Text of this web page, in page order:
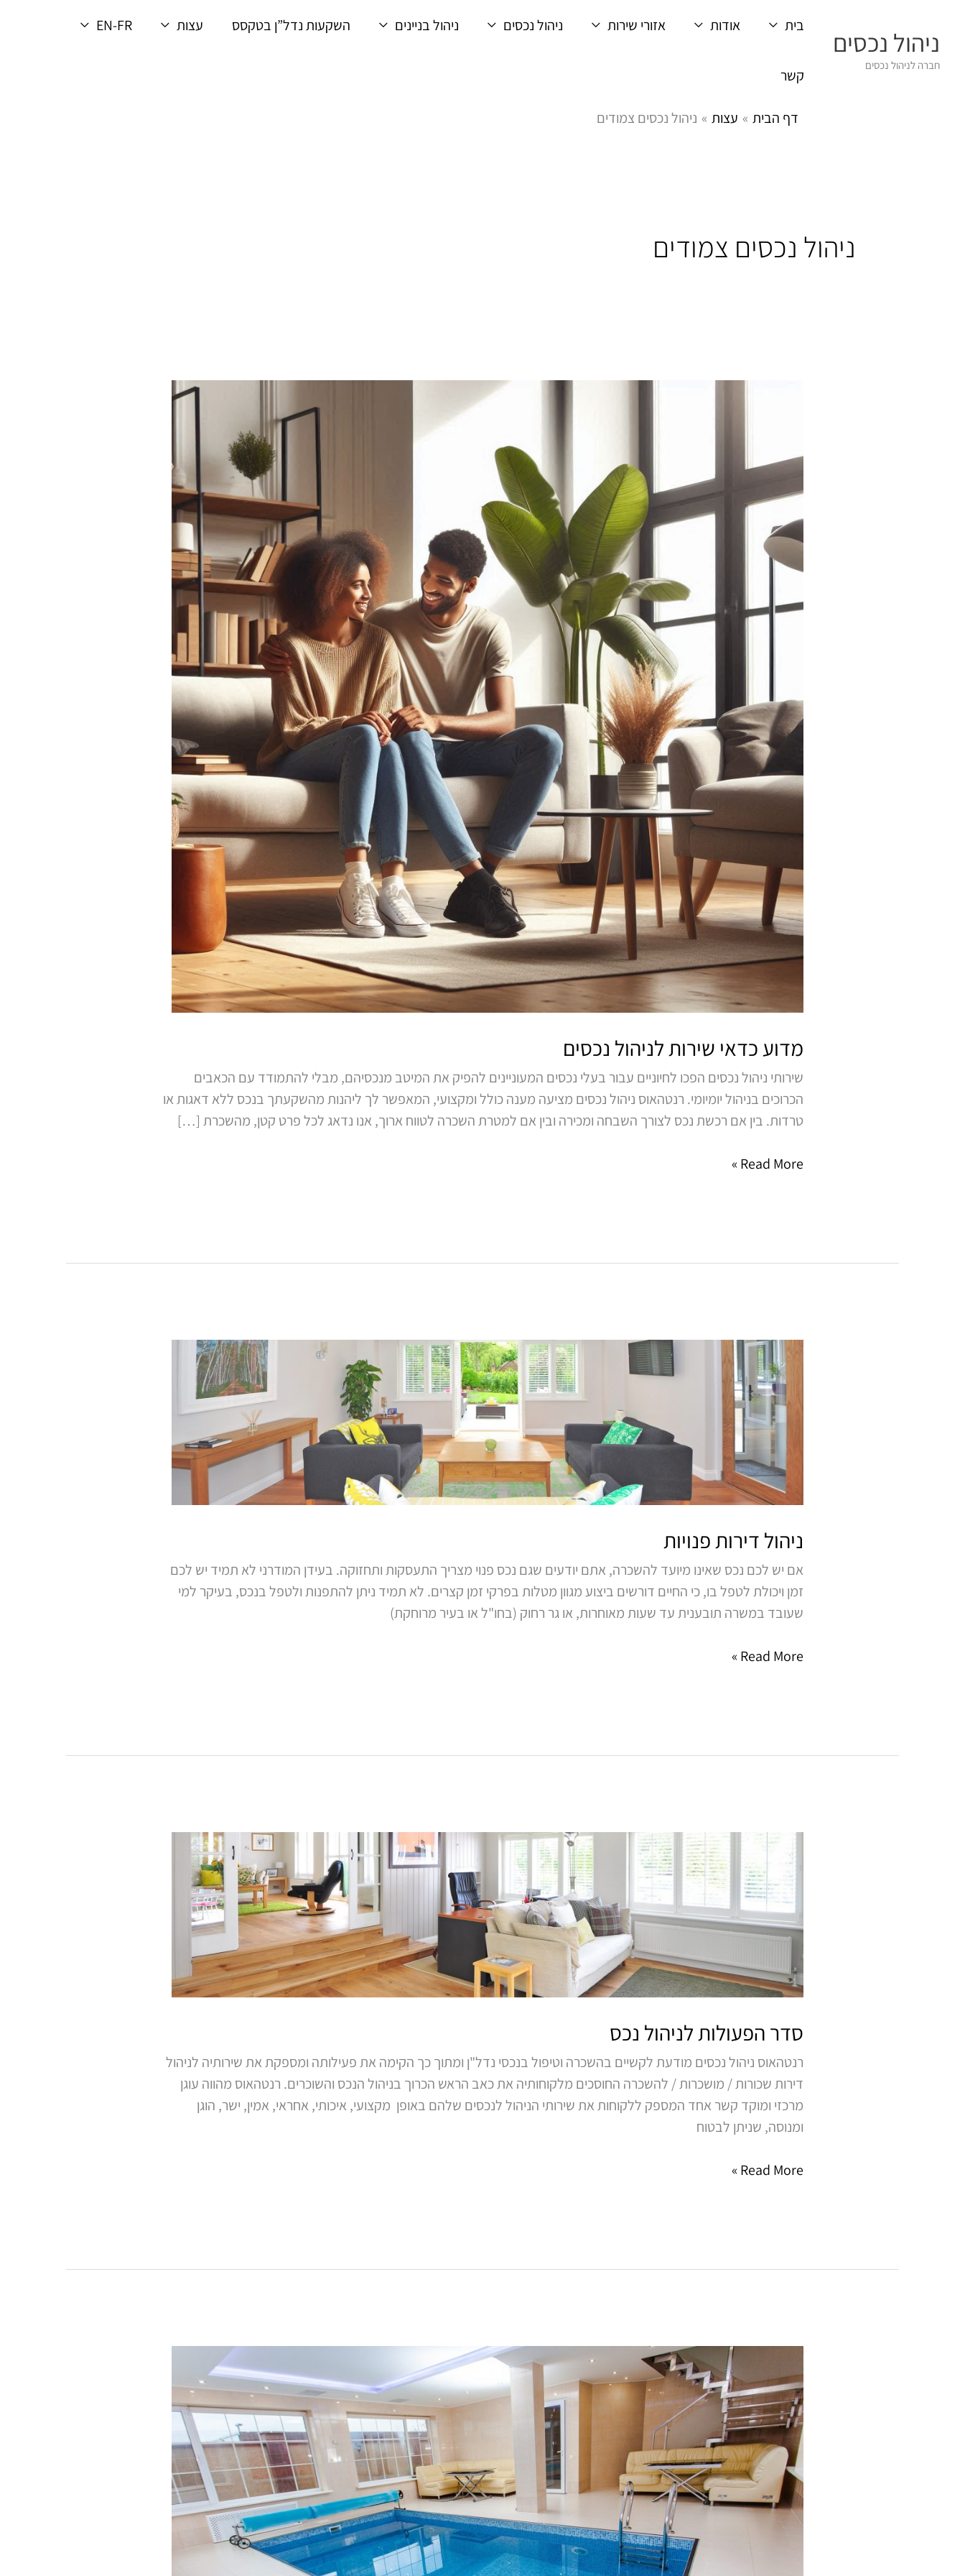
ניהול נכסים
חברה לניהול נכסים
בית אודות אזורי שירות ניהול נכסים ניהול בניינים השקעות נדל”ן בטקסס עצות EN-FR
קשר
דף הבית עצות ניהול נכסים צמודים
ניהול נכסים צמודים
מדוע כדאי שירות לניהול נכסים
שירותי ניהול נכסים הפכו לחיוניים עבור בעלי נכסים המעוניינים להפיק את המיטב מנכסיהם, מבלי להתמודד עם הכאבים
הכרוכים בניהול יומיומי. רנטהאוס ניהול נכסים מציעה מענה כולל ומקצועי, המאפשר לך ליהנות מהשקעתך בנכס ללא דאגות או
טרדות. בין אם רכשת נכס לצורך השבחה ומכירה ובין אם למטרת השכרה לטווח ארוך, אנו נדאג לכל פרט קטן, מהשכרת […]
לניהול
Read More »
ניהול דירות פנויות
אם יש לכם נכס שאינו מיועד להשכרה, אתם יודעים שגם נכס פנוי מצריך התעסקות ותחזוקה. בעידן המודרני לא תמיד יש לכם
זמן ויכולת לטפל בו, כי החיים דורשים ביצוע מגוון מטלות בפרקי זמן קצרים. לא תמיד ניתן להתפנות ולטפל בנכס, בעיקר למי
שעובד במשרה תובענית עד שעות מאוחרות, או גר רחוק (בחו"ל או בעיר מרוחקת)
ניהול
דירות
פנויות
Read More »
סדר הפעולות לניהול נכס
רנטהאוס ניהול נכסים מודעת לקשיים בהשכרה וטיפול בנכסי נדל"ן ומתוך כך הקימה את פעילותה ומספקת את שירותיה לניהול
דירות שכורות / מושכרות / להשכרה החוסכים מלקוחותיה את כאב הראש הכרוך בניהול הנכס והשוכרים. רנטהאוס מהווה עוגן
מרכזי ומוקד קשר אחד המספק ללקוחות את שירותי הניהול לנכסים שלהם באופן מקצועי, איכותי, אחראי, אמין, ישר, הוגן
ומנוסה, שניתן לבטוח
הפעולות
לניהול
נכס
Read More »
נכסים:
הדרך
היעילה
למיקסום
רווחים
ושמירה
על